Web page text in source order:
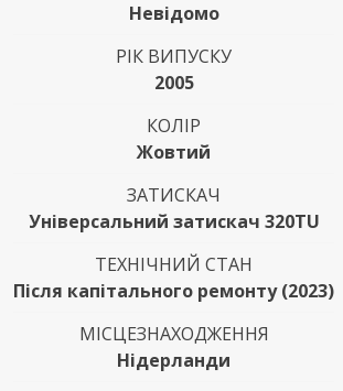
Невідомо
РІК ВИПУСКУ
2005
КОЛІР
Жовтий
ЗАТИСКАЧ
Універсальний затискач 320TU
ТЕХНІЧНИЙ СТАН
Після капітального ремонту (2023)
МІСЦЕЗНАХОДЖЕННЯ
Нідерланди